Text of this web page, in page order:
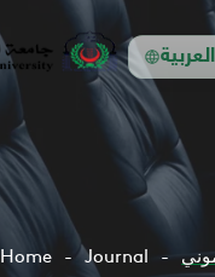
العربية
Home Journal